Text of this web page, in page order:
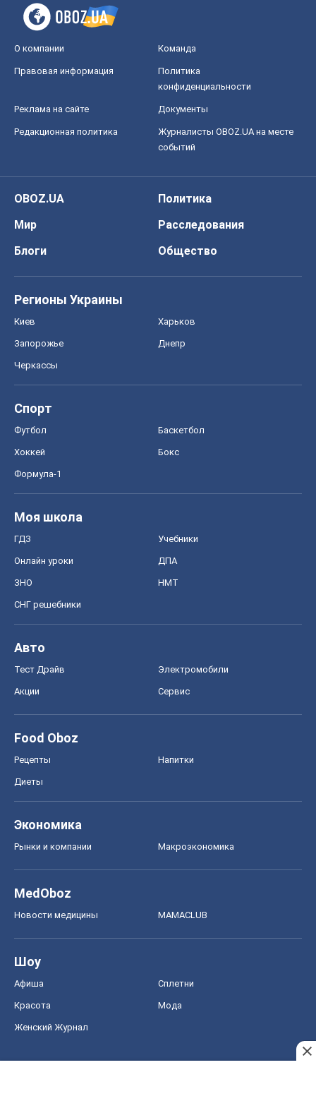
О компании Команда
Правовая информация
Политика
конфиденциальности
Реклама на сайте Документы
Редакционная политика
Журналисты OBOZ.UA на месте
событий
OBOZ.UA
Политика
Мир
Расследования
Блоги
Общество
Регионы Украины
Киев Харьков
Запорожье Днепр
Черкассы
Спорт
Футбол Баскетбол
Хоккей Бокс
Формула-1
Моя школа
ГДЗ Учебники
Онлайн уроки ДПА
ЗНО НМТ
СНГ решебники
Авто
Тест Драйв Электромобили
Акции Сервис
Food Oboz
Рецепты Напитки
Диеты
Экономика
Рынки и компании Mакроэкономика
MedOboz
Новости медицины MAMACLUB
Шоу
Афиша Сплетни
Красота Мода
Женский Журнал